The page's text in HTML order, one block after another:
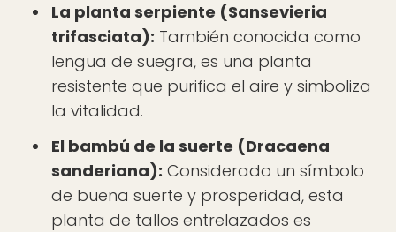
La planta serpiente (Sansevieria
trifasciata): También conocida como
lengua de suegra, es una planta
resistente que purifica el aire y simboliza
la vitalidad.
El bambú de la suerte (Dracaena
sanderiana): Considerado un símbolo
de buena suerte y prosperidad, esta
planta de tallos entrelazados es